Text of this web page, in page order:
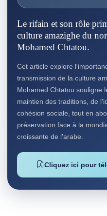
Le rifain et son rôle
culture amazighe du
Mohamed Chtatou.
Cet article explore
transmission de la culture
Mohamed Chtatou souligne
maintien des traditions, de
cohésion sociale, tout en
préservation face à la
croissante de l'arabe.
Cliquez ici pour